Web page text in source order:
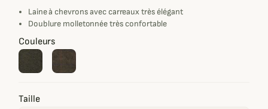
Laine à chevrons avec carreaux très élégant
Doublure molletonnée très confortable
Couleurs
Taille